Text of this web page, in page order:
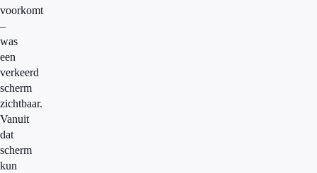
voorkomt
–
was
een
verkeerd
scherm
zichtbaar.
Vanuit
dat
scherm
kun